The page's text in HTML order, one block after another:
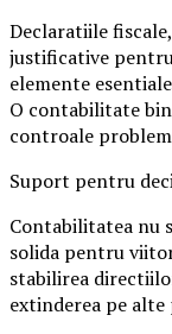
Declaratiile
justificative
elemente
O contabilitate
controale
Suport pentru
Contabilitatea nu
solida pentru
stabilirea
extinderea pe alte